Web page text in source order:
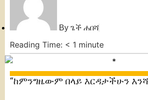
By ጌች ሐበሻ
Reading Time: < 1 minute
“ከምንግዜውም በላይ እርዳታችሁን